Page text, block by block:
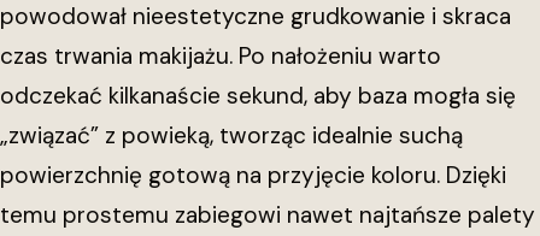
powodował nieestetyczne grudkowanie i skraca
czas trwania makijażu. Po nałożeniu warto
odczekać kilkanaście sekund, aby baza mogła się
„związać” z powieką, tworząc idealnie suchą
powierzchnię gotową na przyjęcie koloru. Dzięki
temu prostemu zabiegowi nawet najtańsze palety